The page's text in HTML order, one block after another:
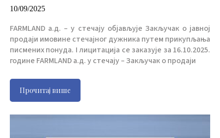
10/09/2025
FARMLAND а.д. – у стечају објављује Закључак о јавној
продаји имовине стечајног дужника путем прикупљања
писмених понуда. I лицитација се заказује за 16.10.2025.
године FARMLAND а.д. у стечају – Закључак о продаји
Прочитај више